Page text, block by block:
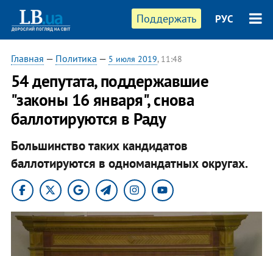
Поддержать РУС
Главная — Политика — 5 июля 2019, 11:48
54 депутата, поддержавшие
"законы 16 января", снова
баллотируются в Раду
Большинство таких кандидатов
баллотируются в одномандатных округах.